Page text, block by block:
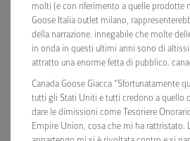
molti (e con riferimento a quelle prodotte
Goose Italia outlet milano,
della narrazione. innegabile che molte
in onda in questi ultimi anni sono di
attratto una enorme fetta di pubblico.
Canada Goose Giacca “Sfortunatamente
tutti gli Stati Uniti e tutti credono a quello
dare le dimissioni come Tesoriere
Empire Union, cosa che mi ha rattristato.